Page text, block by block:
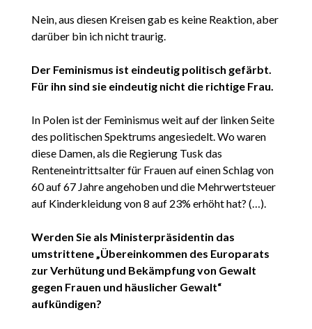
Nein, aus diesen Kreisen gab es keine Reaktion, aber
darüber bin ich nicht traurig.
Der Feminismus ist eindeutig politisch gefärbt.
Für ihn sind sie eindeutig nicht die richtige Frau.
In Polen ist der Feminismus weit auf der linken Seite
des politischen Spektrums angesiedelt. Wo waren
diese Damen, als die Regierung Tusk das
Renteneintrittsalter für Frauen auf einen Schlag von
60 auf 67 Jahre angehoben und die Mehrwertsteuer
auf Kinderkleidung von 8 auf 23% erhöht hat? (…).
Werden Sie als Ministerpräsidentin das
umstrittene „Übereinkommen des Europarats
zur Verhütung und Bekämpfung von Gewalt
gegen Frauen und häuslicher Gewalt“
aufkündigen?